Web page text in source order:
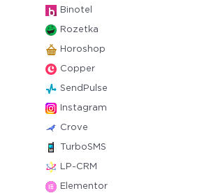
Binotel
Rozetka
Horoshop
Copper
SendPulse
Instagram
Crove
TurboSMS
LP-CRM
Elementor